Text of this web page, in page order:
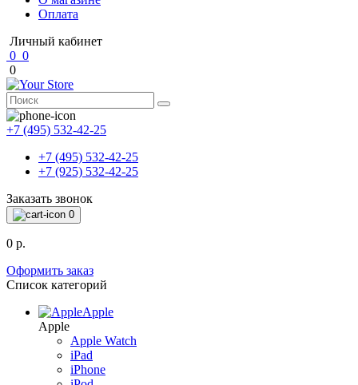
Оплата
Личный кабинет
0 0
0
+7 (495) 532-42-25
+7 (495) 532-42-25
+7 (925) 532-42-25
Заказать звонок
0
0 р.
Оформить заказ
Список категорий
Apple
Apple
Apple Watch
iPad
iPhone